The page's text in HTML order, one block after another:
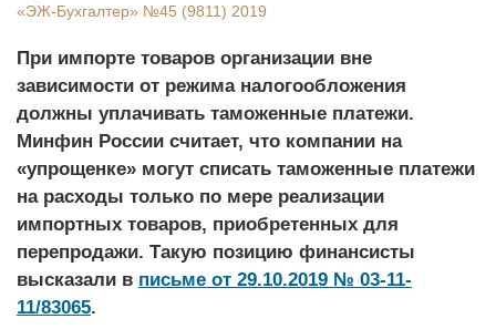
«ЭЖ-Бухгалтер» №45 (9811) 2019
При импорте товаров организации вне
зависимости от режима налогообложения
должны уплачивать таможенные платежи.
Минфин России считает, что компании на
«упрощенке» могут списать таможенные платежи
на расходы только по мере реализации
импортных товаров, приобретенных для
перепродажи. Такую позицию финансисты
высказали в письме от 29.10.2019 № 03-11-
11/83065.